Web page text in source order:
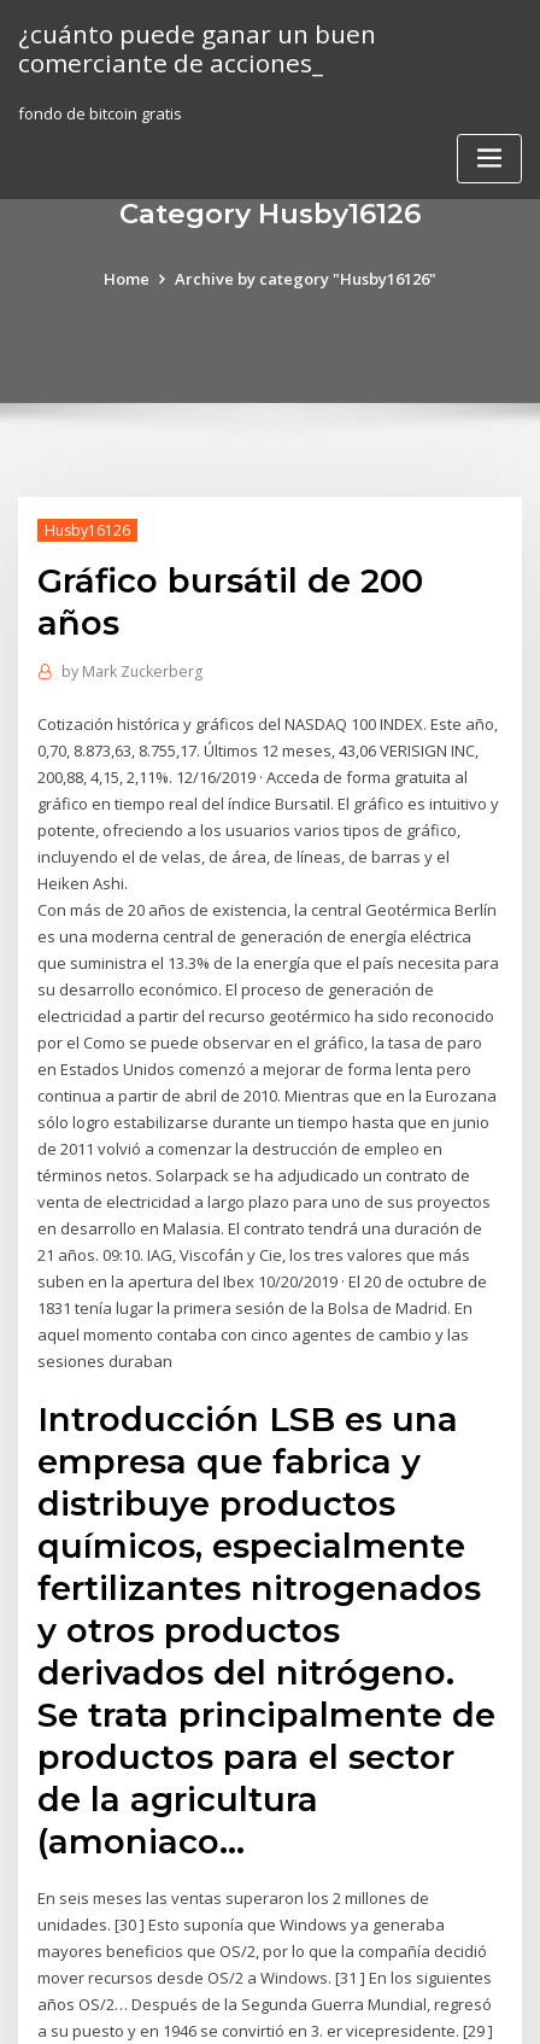
content
¿cuánto puede ganar un buen
comerciante de acciones_
fondo de bitcoin gratis
Category Husby16126
Home Archive by category "Husby16126"
Husby16126
Gráfico bursátil de 200
años
by Mark Zuckerberg
Cotización histórica y gráficos del NASDAQ 100 INDEX. Este año,
0,70, 8.873,63, 8.755,17. Últimos 12 meses, 43,06 VERISIGN INC,
200,88, 4,15, 2,11%. 12/16/2019 · Acceda de forma gratuita al
gráfico en tiempo real del índice Bursatil. El gráfico es intuitivo y
potente, ofreciendo a los usuarios varios tipos de gráfico,
incluyendo el de velas, de área, de líneas, de barras y el
Heiken Ashi.
Con más de 20 años de existencia, la central Geotérmica Berlín
es una moderna central de generación de energía eléctrica
que suministra el 13.3% de la energía que el país necesita para
su desarrollo económico. El proceso de generación de
electricidad a partir del recurso geotérmico ha sido reconocido
por el Como se puede observar en el gráfico, la tasa de paro
en Estados Unidos comenzó a mejorar de forma lenta pero
continua a partir de abril de 2010. Mientras que en la Eurozana
sólo logro estabilizarse durante un tiempo hasta que en junio
de 2011 volvió a comenzar la destrucción de empleo en
términos netos. Solarpack se ha adjudicado un contrato de
venta de electricidad a largo plazo para uno de sus proyectos
en desarrollo en Malasia. El contrato tendrá una duración de
21 años. 09:10. IAG, Viscofán y Cie, los tres valores que más
suben en la apertura del Ibex 10/20/2019 · El 20 de octubre de
1831 tenía lugar la primera sesión de la Bolsa de Madrid. En
aquel momento contaba con cinco agentes de cambio y las
sesiones duraban
Introducción LSB es una
empresa que fabrica y
distribuye productos
químicos, especialmente
fertilizantes nitrogenados
y otros productos
derivados del nitrógeno.
Se trata principalmente de
productos para el sector
de la agricultura
(amoniaco…
En seis meses las ventas superaron los 2 millones de
unidades. [30 ] Esto suponía que Windows ya generaba
mayores beneficios que OS/2, por lo que la compañía decidió
mover recursos desde OS/2 a Windows. [31 ] En los siguientes
años OS/2… Después de la Segunda Guerra Mundial, regresó
a su puesto y en 1946 se convirtió en 3. er vicepresidente. [29 ]